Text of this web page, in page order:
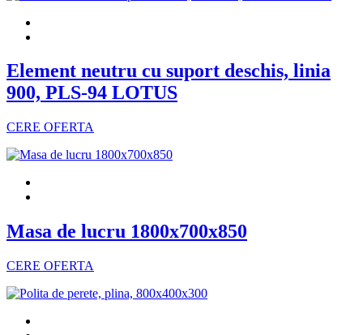
Element neutru cu suport deschis, linia
900, PLS-94 LOTUS
CERE OFERTA
Masa de lucru 1800x700x850
CERE OFERTA